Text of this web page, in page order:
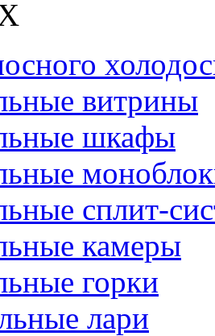
витрины
шкафы
сплит-
камеры
горки
лари